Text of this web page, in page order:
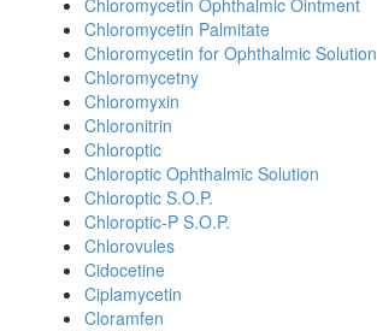
Chloromycetin Ophthalmic Ointment
Chloromycetin Palmitate
Chloromycetin for Ophthalmic Solution
Chloromycetny
Chloromyxin
Chloronitrin
Chloroptic
Chloroptic Ophthalmic Solution
Chloroptic S.O.P.
Chloroptic-P S.O.P.
Chlorovules
Cidocetine
Ciplamycetin
Cloramfen